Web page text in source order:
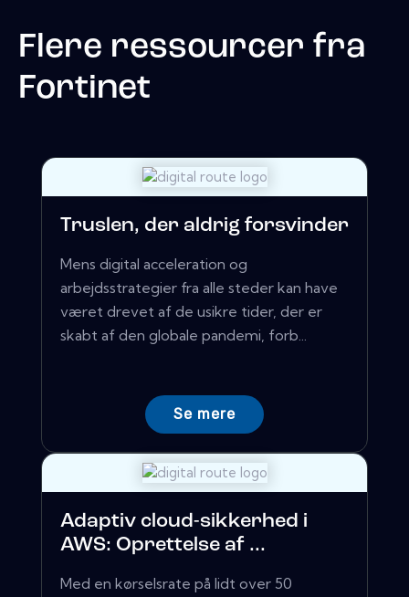
Flere ressourcer fra
Fortinet
Truslen, der aldrig forsvinder
Mens digital acceleration og
arbejdsstrategier fra alle steder kan have
været drevet af de usikre tider, der er
skabt af den globale pandemi, forb...
Se mere
Adaptiv cloud-sikkerhed i
AWS: Oprettelse af ...
Med en kørselsrate på lidt over 50